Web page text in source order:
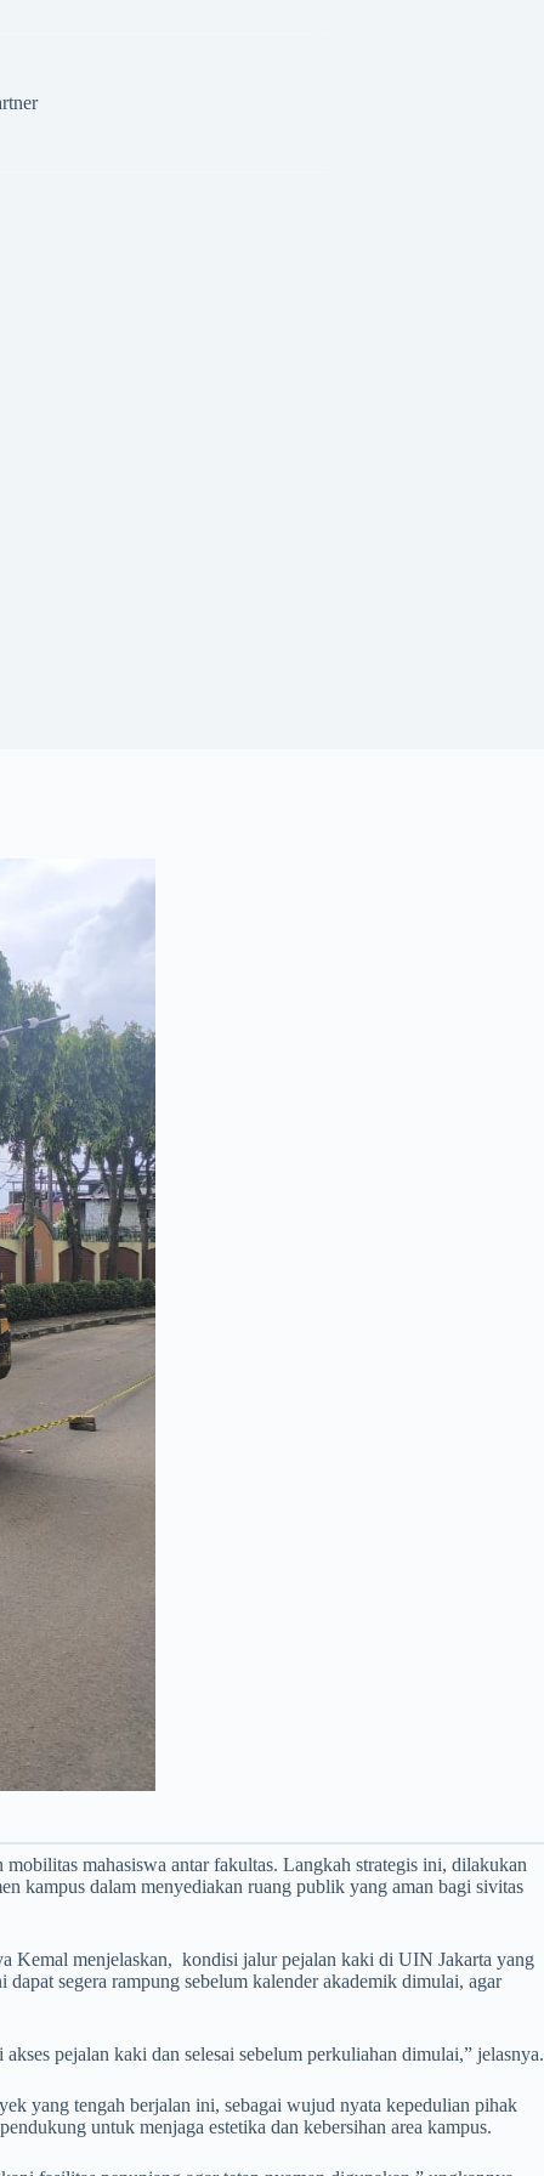
mahasiswa antar fakultas. Langkah strategis ini, dilakukan
kampus dalam menyediakan ruang publik yang aman bagi sivitas
Kemal menjelaskan, kondisi jalur pejalan kaki di UIN Jakarta yang
segera rampung sebelum kalender akademik dimulai, agar
pejalan kaki dan selesai sebelum perkuliahan dimulai,” jelasnya.
yang tengah berjalan ini, sebagai wujud nyata kepedulian pihak
untuk menjaga estetika dan kebersihan area kampus.